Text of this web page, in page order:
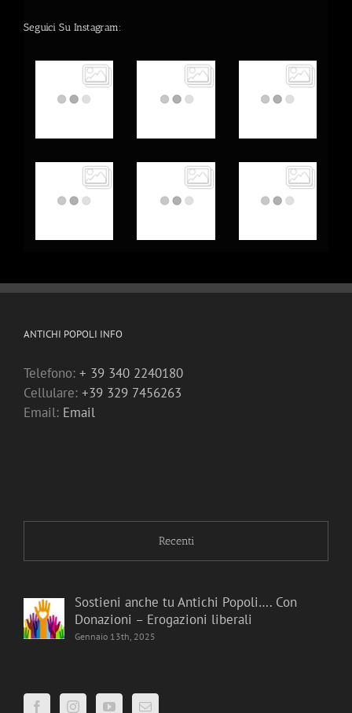
Seguici Su Instagram:
ANTICHI POPOLI INFO
Telefono: + 39 340 2240180
Cellulare: +39 329 7456263
Email: Email
Recenti
Sostieni anche tu Antichi Popoli…. Con
Donazioni – Erogazioni liberali
Gennaio 13th, 2025